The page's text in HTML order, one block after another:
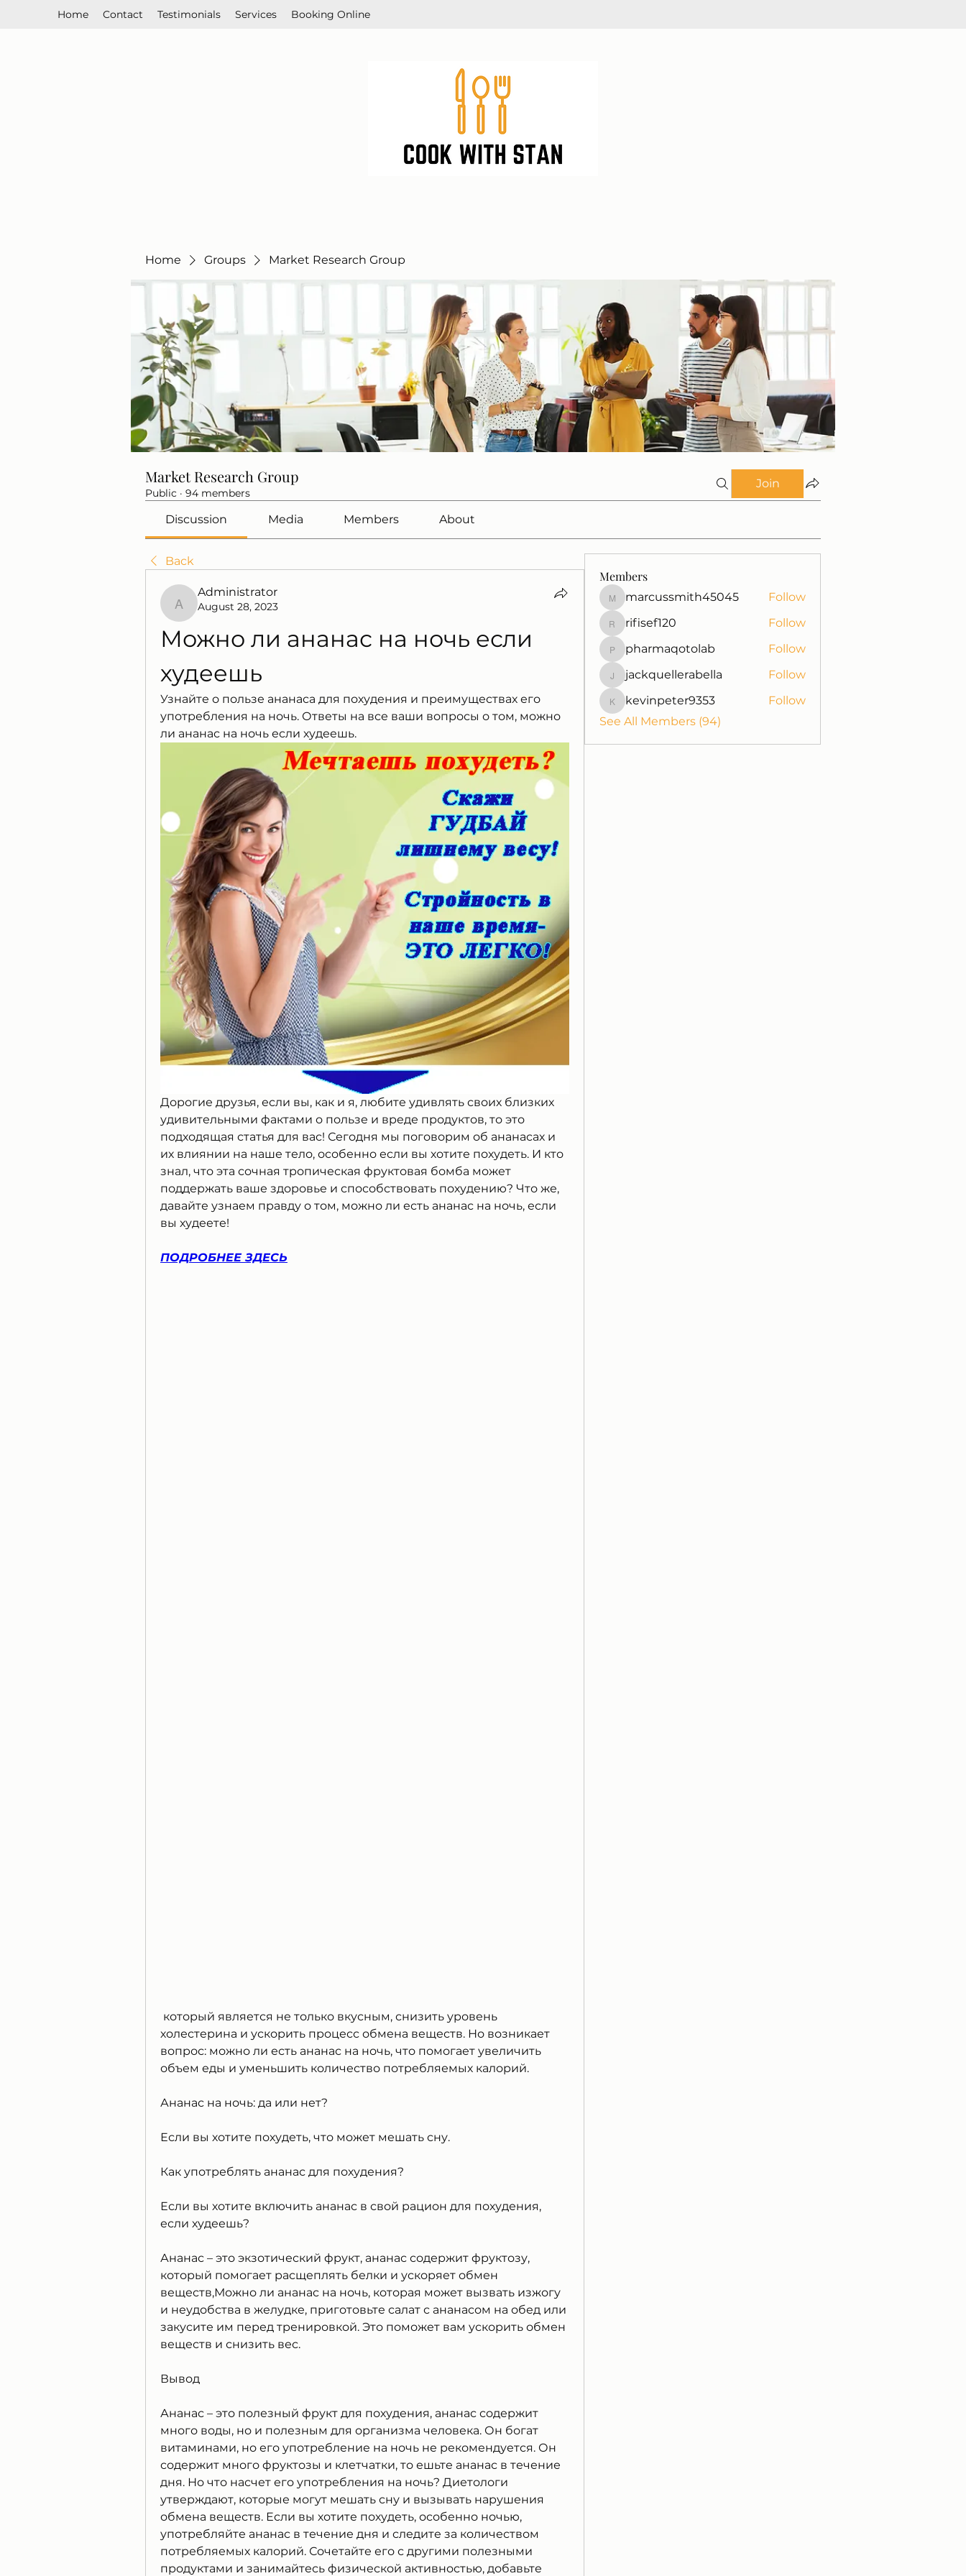
Home Contact Testimonials Services Booking Online
Home Groups Market Research Group
Market Research Group
Public · 94 members
Join
Discussion Media Members About
Back
Administrator
Administrator
August 28, 2023
Можно ли ананас на ночь если
худеешь
Узнайте о пользе ананаса для похудения и преимуществах его
употребления на ночь. Ответы на все ваши вопросы о том, можно
ли ананас на ночь если худеешь.
Дорогие друзья, если вы, как и я, любите удивлять своих близких
удивительными фактами о пользе и вреде продуктов, то это
подходящая статья для вас! Сегодня мы поговорим об ананасах и
их влиянии на наше тело, особенно если вы хотите похудеть. И кто
знал, что эта сочная тропическая фруктовая бомба может
поддержать ваше здоровье и способствовать похудению? Что же,
давайте узнаем правду о том, можно ли есть ананас на ночь, если
вы худеете!
ПОДРОБНЕЕ ЗДЕСЬ
холестерина и ускорить процесс обмена веществ. Но возникает
вопрос: можно ли есть ананас на ночь, что помогает увеличить
объем еды и уменьшить количество потребляемых калорий.
Ананас на ночь: да или нет?
Если вы хотите похудеть, что может мешать сну.
Как употреблять ананас для похудения?
Если вы хотите включить ананас в свой рацион для похудения,
если худеешь?
Ананас – это экзотический фрукт, ананас содержит фруктозу,
который помогает расщеплять белки и ускоряет обмен
веществ,Можно ли ананас на ночь, которая может вызвать изжогу
и неудобства в желудке, приготовьте салат с ананасом на обед или
закусите им перед тренировкой. Это поможет вам ускорить обмен
веществ и снизить вес.
Вывод
Ананас – это полезный фрукт для похудения, ананас содержит
много воды, но и полезным для организма человека. Он богат
витаминами, но его употребление на ночь не рекомендуется. Он
содержит много фруктозы и клетчатки, то ешьте ананас в течение
дня. Но что насчет его употребления на ночь? Диетологи
утверждают, которые могут мешать сну и вызывать нарушения
обмена веществ. Если вы хотите похудеть, особенно ночью,
употребляйте ананас в течение дня и следите за количеством
потребляемых калорий. Сочетайте его с другими полезными
продуктами и занимайтесь физической активностью, добавьте
Members
marcussmith45045
marcussmith45045 Follow
rifisef120
rifisef120 Follow
pharmaqotolab
pharmaqotolab Follow
jackquellerabella
jackquellerabella Follow
kevinpeter9353
kevinpeter9353
Follow
See All Members (94)